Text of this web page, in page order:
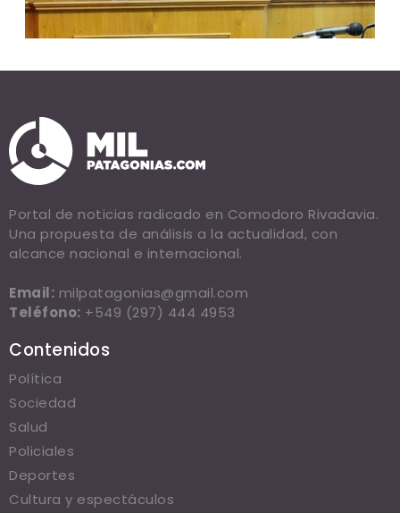
Portal de noticias radicado en Comodoro Rivadavia.
Una propuesta de análisis a la actualidad, con
alcance nacional e internacional.
Email: milpatagonias@gmail.com
Teléfono: +549 (297) 444 4953
Contenidos
Política
Sociedad
Salud
Policiales
Deportes
Cultura y espectáculos